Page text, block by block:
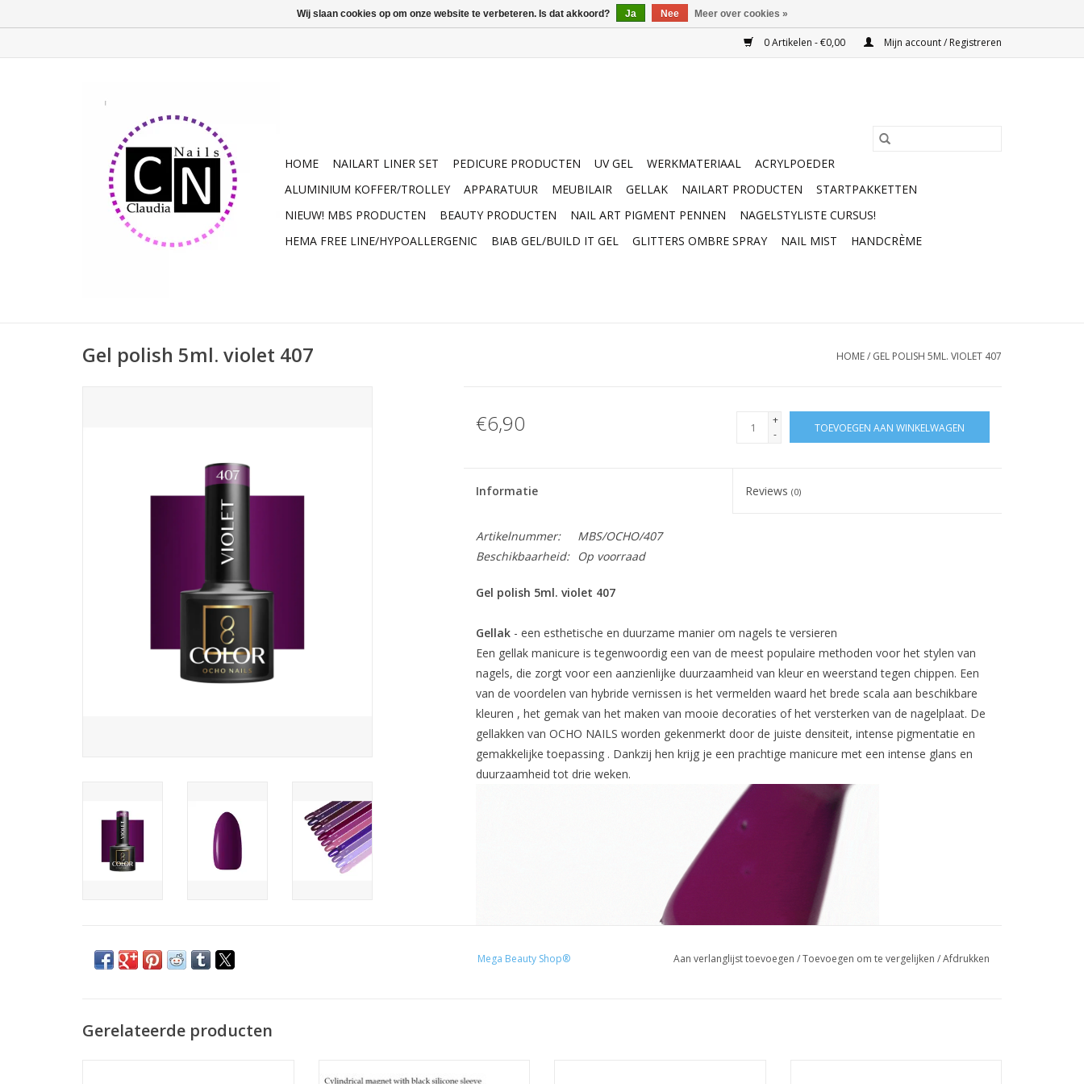
0 Artikelen - €0,00 Mijn account / Registreren
HOME NAILART LINER SET PEDICURE PRODUCTEN UV GEL WERKMATERIAAL
ACRYLPOEDER
ALUMINIUM KOFFER/TROLLEY
APPARATUUR MEUBILAIR GELLAK NAILART PRODUCTEN
STARTPAKKETTEN
NIEUW! MBS PRODUCTEN
BEAUTY PRODUCTEN NAIL ART PIGMENT PENNEN
NAGELSTYLISTE CURSUS!
HEMA FREE LINE/HYPOALLERGENIC
BIAB GEL/BUILD IT GEL GLITTERS OMBRE SPRAY NAIL MIST HANDCRÈME
Gel polish 5ml. violet 407 HOME/ GEL POLISH 5ML. VIOLET 407
€6,90
+
-
TOEVOEGEN AAN WINKELWAGEN
Informatie Reviews(0)
Artikelnummer:
MBS/OCHO/407
Beschikbaarheid:
Op voorraad
Gel polish 5ml. violet 407
Gellak- een esthetische en duurzame manier om nagels te versieren
Een gellak manicure is tegenwoordig een van de meest populaire methoden voor het stylen van
nagels, die zorgt voor een aanzienlijke duurzaamheid van kleur en weerstand tegen chippen. Een
van de voordelen van hybride vernissen is het vermelden waard het brede scala aan beschikbare
kleuren , het gemak van het maken van mooie decoraties of het versterken van de nagelplaat. De
gellakken van OCHO NAILS worden gekenmerkt door de juiste densiteit, intense pigmentatie en
gemakkelijke toepassing . Dankzij hen krijg je een prachtige manicure met een intense glans en
duurzaamheid tot drie weken.
Mega Beauty Shop® Aan verlanglijst toevoegen /Toevoegen om te vergelijken /Afdrukken
Gerelateerde producten
Wij slaan cookies op om onze website te verbeteren. Is dat akkoord? Ja Nee Meer over cookies »